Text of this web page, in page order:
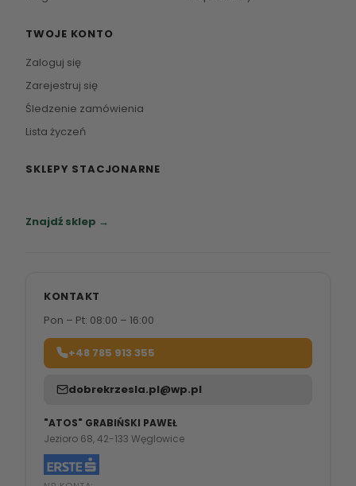
TWOJE KONTO
Zaloguj się
Zarejestruj się
Śledzenie zamówienia
Lista życzeń
SKLEPY STACJONARNE
Znajdź sklep →
KONTAKT
Pon – Pt: 08:00 – 16:00
+48 785 913 355
dobrekrzesla.pl@wp.pl
"ATOS" GRABIŃSKI PAWEŁ
Jezioro 68, 42-133 Węglowice